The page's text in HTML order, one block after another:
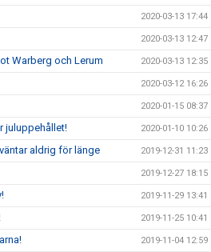
2020-03-13 17:44
2020-03-13 12:47
Warberg och Lerum 2020-03-13 12:35
2020-03-12 16:26
2020-01-15 08:37
juluppehållet! 2020-01-10 10:26
aldrig för länge 2019-12-31 11:23
2019-12-27 18:15
2019-11-29 13:41
2019-11-25 10:41
2019-11-04 12:59